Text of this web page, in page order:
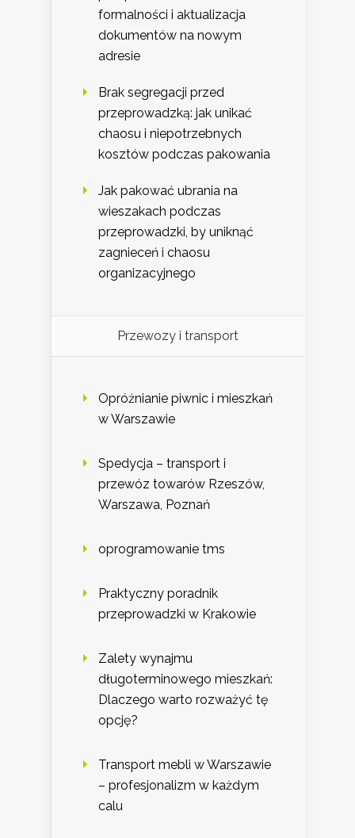
formalności i aktualizacja
dokumentów na nowym
adresie
Brak segregacji przed
przeprowadzką: jak unikać
chaosu i niepotrzebnych
kosztów podczas pakowania
Jak pakować ubrania na
wieszakach podczas
przeprowadzki, by uniknąć
zagnieceń i chaosu
organizacyjnego
Przewozy i transport
Opróżnianie piwnic i mieszkań
w Warszawie
Spedycja – transport i
przewóz towarów Rzeszów,
Warszawa, Poznań
oprogramowanie tms
Praktyczny poradnik
przeprowadzki w Krakowie
Zalety wynajmu
długoterminowego mieszkań:
Dlaczego warto rozważyć tę
opcję?
Transport mebli w Warszawie
– profesjonalizm w każdym
calu